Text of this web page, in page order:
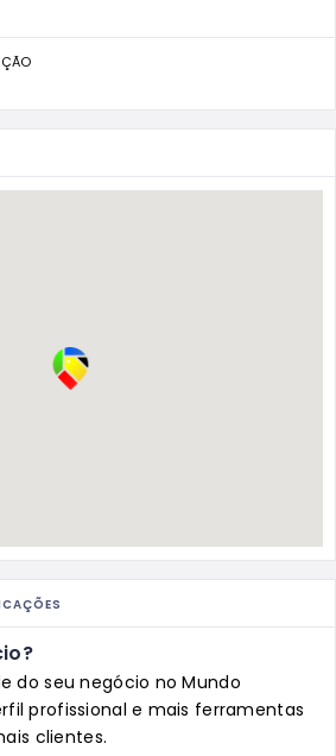
do seu negócio no Mundo
profissional e mais ferramentas
clientes.